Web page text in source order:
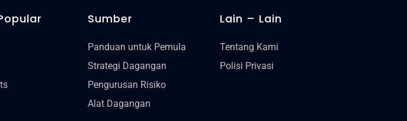
Sumber
Panduan untuk Pemula
Strategi Dagangan
Pengurusan Risiko
Alat Dagangan
Lain – Lain
Tentang Kami
Polisi Privasi